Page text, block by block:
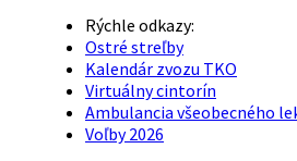
Rýchle odkazy:
Ostré streľby
Kalendár zvozu TKO
Virtuálny cintorín
Ambulancia všeobecného
Voľby 2026